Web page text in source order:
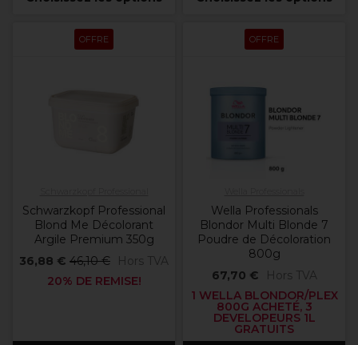
OFFRE
Schwarzkopf Professional
Blond Me Décolorant
Argile Premium 350g
36,88 € 46,10 €
Hors TVA
20% DE REMISE!
OFFRE
Wella Professionals
Blondor Multi Blonde 7
Poudre de Décoloration
800g
67,70 €
Hors TVA
1 WELLA BLONDOR/PLEX
800G ACHETÉ, 3
DEVELOPEURS 1L
GRATUITS